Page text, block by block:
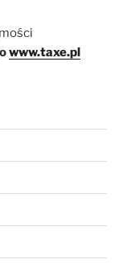
www.taxe.pl